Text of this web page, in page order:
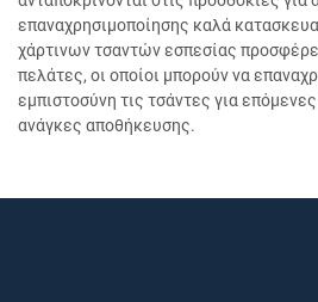
επαναχρησιμοποίησης καλά
χάρτινων τσαντών εσπεσίας
πελάτες, οι οποίοι μπορούν να
εμπιστοσύνη τις τσάντες για
ανάγκες αποθήκευσης.